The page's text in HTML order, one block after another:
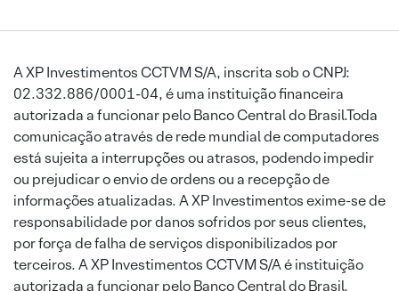
A XP Investimentos CCTVM S/A, inscrita sob o CNPJ:
02.332.886/0001-04, é uma instituição financeira
autorizada a funcionar pelo Banco Central do Brasil.Toda
comunicação através de rede mundial de computadores
está sujeita a interrupções ou atrasos, podendo impedir
ou prejudicar o envio de ordens ou a recepção de
informações atualizadas. A XP Investimentos exime-se de
responsabilidade por danos sofridos por seus clientes,
por força de falha de serviços disponibilizados por
terceiros. A XP Investimentos CCTVM S/A é instituição
autorizada a funcionar pelo Banco Central do Brasil.